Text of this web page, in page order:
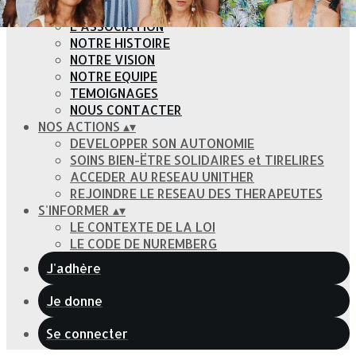
ANSANM ANSANM▴▾
L'ASSOCIATION
NOTRE HISTOIRE
NOTRE VISION
NOTRE EQUIPE
TEMOIGNAGES
NOUS CONTACTER
NOS ACTIONS ▴▾
DEVELOPPER SON AUTONOMIE
SOINS BIEN-ËTRE SOLIDAIRES et TIRELIRES
ACCEDER AU RESEAU UNITHER
REJOINDRE LE RESEAU DES THERAPEUTES
S'INFORMER ▴▾
LE CONTEXTE DE LA LOI
LE CODE DE NUREMBERG
J'adhère
Je donne
Se connecter